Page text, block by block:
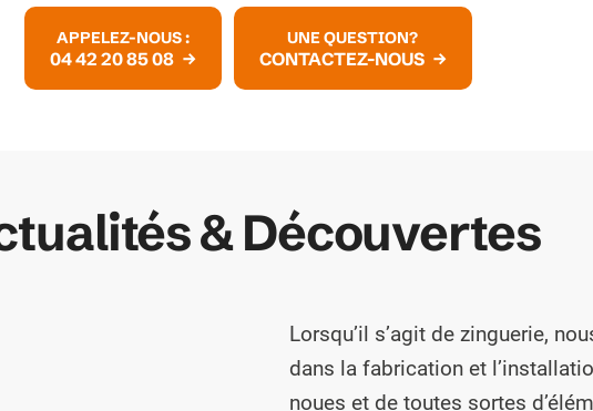
APPELEZ-NOUS :
04 42 20 85 08
UNE QUESTION?
CONTACTEZ-NOUS
& Découvertes
Lorsqu’il s’agit de zinguerie,
dans la fabrication et
noues et de toutes sortes